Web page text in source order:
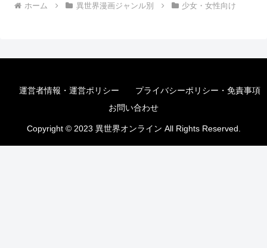
ホーム 異世界漫画ジャンル別 少女・女性向け
運営者情報・運営ポリシー
プライバシーポリシー・免責事項
お問い合わせ
Copyright © 2023 異世界オンライン All Rights Reserved.